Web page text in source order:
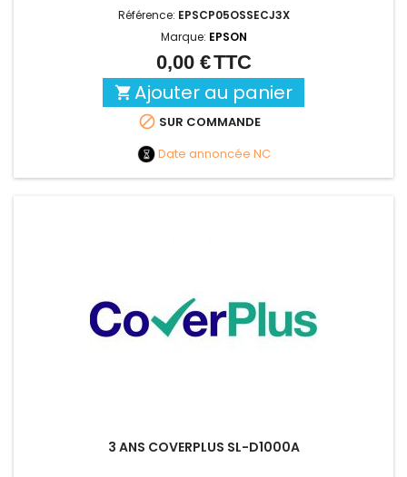
Référence: EPSCP05OSSECJ3X
Marque: EPSON
Prix
0,00 €TTC
 Ajouter au panier
 SUR COMMANDE
Date annoncée NC
3 ANS COVERPLUS SL-D1000A